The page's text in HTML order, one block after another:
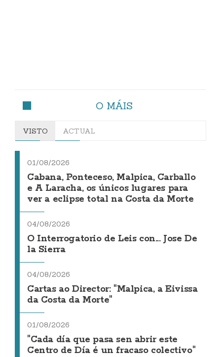
O MÁIS
VISTO ACTUAL
01/08/2026
Cabana, Ponteceso, Malpica, Carballo
e A Laracha, os únicos lugares para
ver a eclipse total na Costa da Morte
04/08/2026
O Interrogatorio de Leis con... Jose De
la Sierra
04/08/2026
Cartas ao Director: "Malpica, a Eivissa
da Costa da Morte"
01/08/2026
"Cada día que pasa sen abrir este
Centro de Día é un fracaso colectivo"